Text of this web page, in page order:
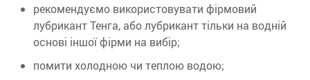
рекомендуємо використовувати фірмовий
лубрикант Тенга, або лубрикант тільки на водній
основі іншої фірми на вибір;
помити холодною чи теплою водою;